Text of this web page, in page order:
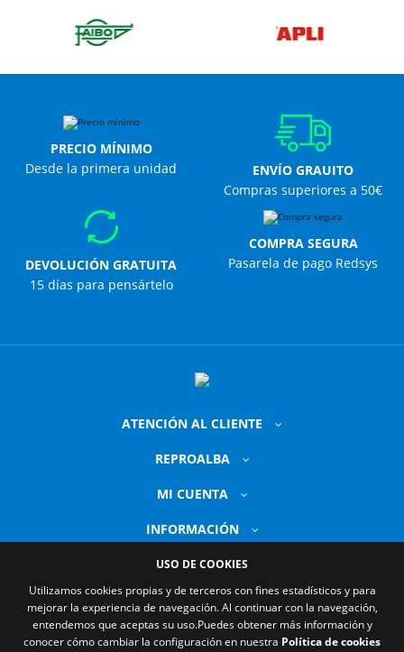
PRECIO MÍNIMO
Desde la primera unidad
ENVÍO GRAUITO
Compras superiores a 50€
DEVOLUCIÓN GRATUITA
15 días para pensártelo
COMPRA SEGURA
Pasarela de pago Redsys
ATENCIÓN AL CLIENTE
REPROALBA
MI CUENTA
INFORMACIÓN
USO DE COOKIES
Utilizamos cookies propias y de terceros con fines estadísticos y para
mejorar la experiencia de navegación. Al continuar con la navegación,
entendemos que aceptas su uso.Puedes obtener más información y
conocer cómo cambiar la configuración en nuestra Política de cookies